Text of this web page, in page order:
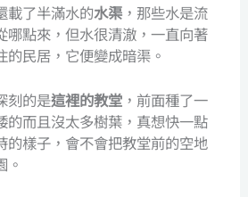
載了半滿水的水渠 ，那些水是流
哪點來，但水很清澈，一直向著
民居，它便變成暗渠。
刻的是這裡的教堂 ，前面種了一
的而且沒太多樹葉，真想快一點
的樣子，會不會把教堂前的空地
。